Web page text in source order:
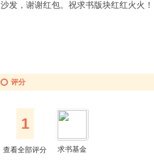
沙发，谢谢红包。祝求书版块红红火火！
评分
1
查看全部评分 求书基金